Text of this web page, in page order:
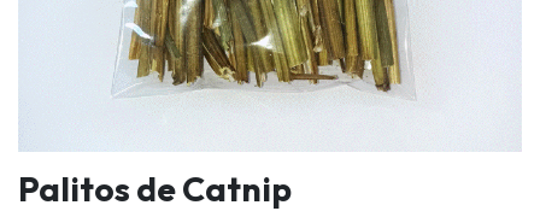
Palitos de Catnip